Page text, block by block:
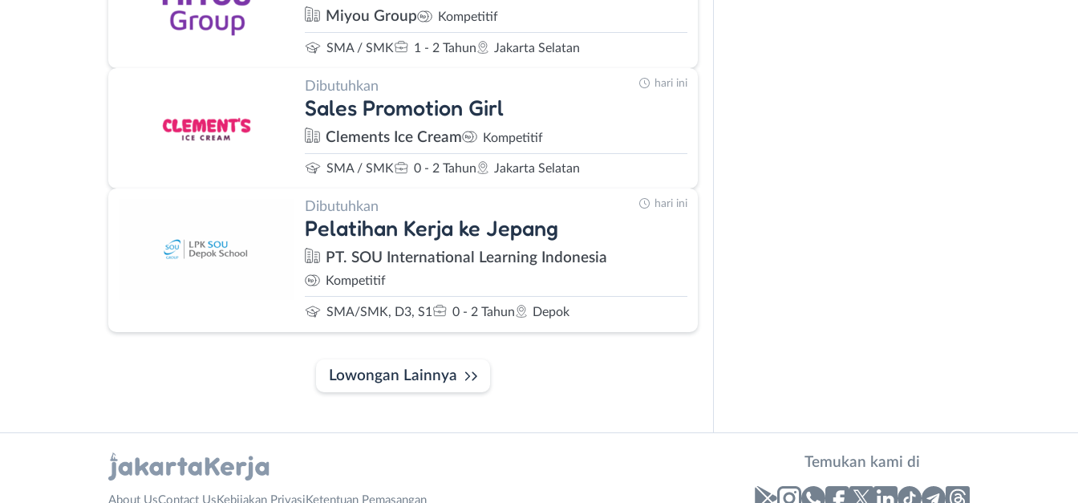
Miyou Group Kompetitif
SMA / SMK 1 - 2 Tahun Jakarta Selatan
Dibutuhkan
Sales Promotion Girl
Clements Ice Cream Kompetitif
SMA / SMK 0 - 2 Tahun Jakarta Selatan
hari ini
Dibutuhkan
Pelatihan Kerja ke Jepang
PT. SOU International Learning Indonesia
Kompetitif
SMA/SMK, D3, S1 0 - 2 Tahun Depok
hari ini
Lowongan Lainnya
About UsContact Us Kebijakan Privasi Ketentuan Pemasangan
Temukan kami di